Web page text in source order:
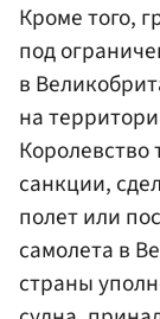
Кроме того,
под
в
на
санкции,
полет или
самолета в
страны